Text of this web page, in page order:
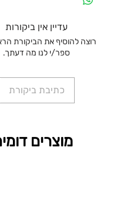
עדיין אין ביקורות
רוצה להוסיף את הביקורת
ספר/י לנו מה דעתך.
כתיבת ביקורת
מוצרים